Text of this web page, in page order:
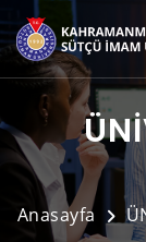
Anasayfa